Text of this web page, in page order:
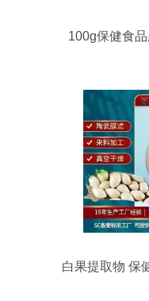
100g保健食
白果提取物 保